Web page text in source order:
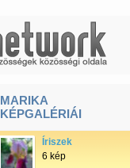
MARIKA
KÉPGALÉRIÁI
Íriszek
6 kép